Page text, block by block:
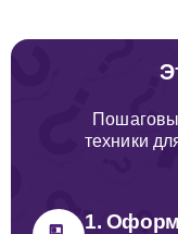
техники
1.